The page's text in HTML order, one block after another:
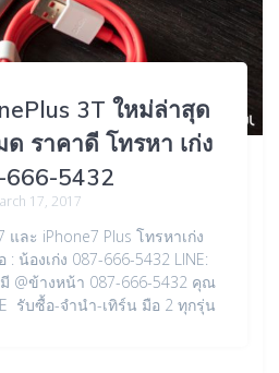
3T ใหม่ล่าสุด
ด ราคาดี โทรหา เก่ง
666-5432
17, 2017
และ iPhone7 Plus โทรหาเก่ง
น้องเก่ง 087-666-5432 LINE:
มี @ข้างหน้า 087-666-5432 คุณ
รับซื้อ-จำนำ-เทิร์น มือ 2 ทุกรุ่น